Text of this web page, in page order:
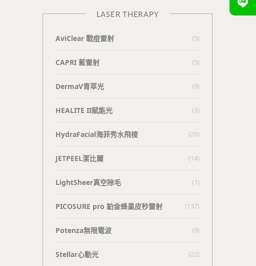
LASER THERAPY
AviClear 戰痘雷射 (5)
CAPRI 藍雷射 (5)
DermaV青萃光 (9)
HEALITE II賦能光 (3)
HydraFacial海菲秀水飛梭 (20)
JETPEEL潔比爾 (14)
LightSheer真空除毛 (1)
PICOSURE pro 鉑金蜂巢皮秒雷射 (137)
Potenza無限電波 (9)
Stellar心動光 (22)